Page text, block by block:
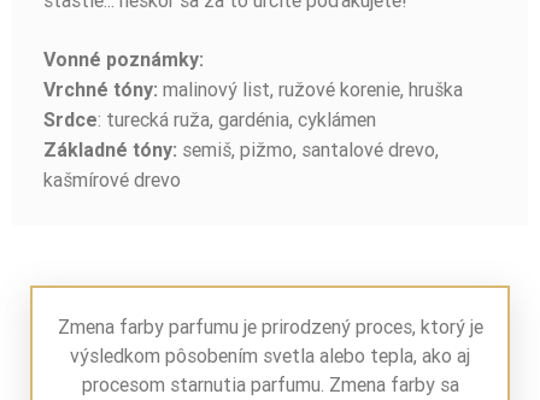
Vonné poznámky:
Vrchné tóny: malinový list, ružové korenie, hruška
Srdce: turecká ruža, gardénia, cyklámen
Základné tóny: semiš, pižmo, santalové drevo,
kašmírové drevo
Zmena farby parfumu je prirodzený proces, ktorý je
výsledkom pôsobením svetla alebo tepla, ako aj
procesom starnutia parfumu. Zmena farby sa